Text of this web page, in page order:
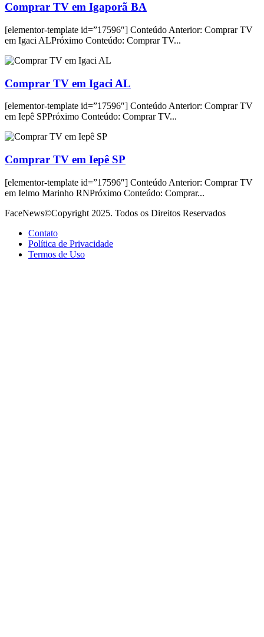
Comprar TV em Igaporã BA
[elementor-template id=”17596″] Conteúdo Anterior: Comprar TV
em Igaci ALPróximo Conteúdo: Comprar TV...
Comprar TV em Igaci AL
[elementor-template id=”17596″] Conteúdo Anterior: Comprar TV
em Iepê SPPróximo Conteúdo: Comprar TV...
Comprar TV em Iepê SP
[elementor-template id=”17596″] Conteúdo Anterior: Comprar TV
em Ielmo Marinho RNPróximo Conteúdo: Comprar...
FaceNews©Copyright 2025. Todos os Direitos Reservados
Contato
Política de Privacidade
Termos de Uso